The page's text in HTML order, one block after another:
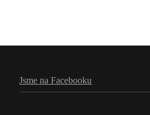
Jsme na Facebooku